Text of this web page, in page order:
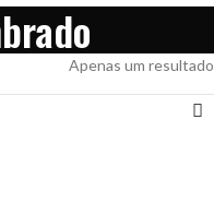
Apenas um resultado